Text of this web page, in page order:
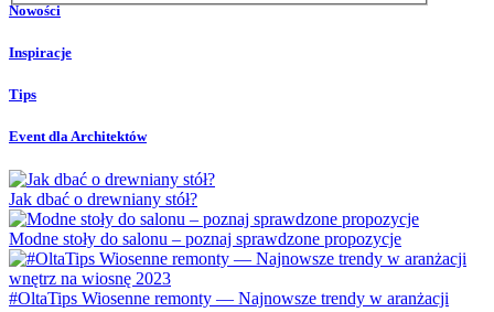
Nowości
Inspiracje
Tips
Event dla Architektów
Jak dbać o drewniany stół?
Modne stoły do salonu – poznaj sprawdzone propozycje
#OltaTips Wiosenne remonty — Najnowsze trendy w aranżacji